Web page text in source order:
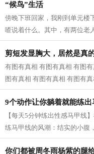
“候鸟”生活
傍晚下班回家，我刚到单元楼
喳说着什么。其中，有两位老
近一看，原来是婆婆和公公，
剪短发显胸大，居然是真
有图有真相 有图有真相 有图
图有真相 有图有真相 有图有
有真相...
9个动作让你躺着就能练出
【每天5分钟练出性感马甲线
练马甲线的风潮：结实的小腹
业线，拥有马甲线的女性呈现
你们都被周冬雨杨紫的腿